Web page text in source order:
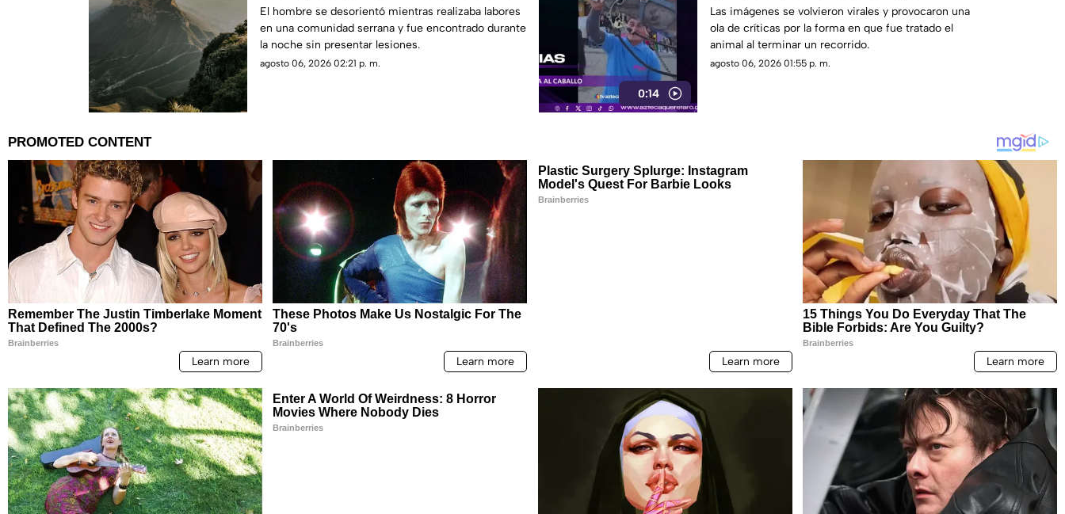
Gorda de Querétaro
El hombre se desorientó mientras realizaba labores
en una comunidad serrana y fue encontrado durante
la noche sin presentar lesiones.
agosto 06, 2026 02:21 p. m.
0:14
reaccionó el animal
Las imágenes se volvieron virales y provocaron una
ola de críticas por la forma en que fue tratado el
animal al terminar un recorrido.
agosto 06, 2026 01:55 p. m.